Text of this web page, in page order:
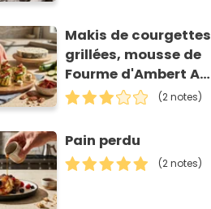
Makis de courgettes
grillées, mousse de
Fourme d'Ambert AOP
et tomates séchées
(2 notes)
Pain perdu
(2 notes)